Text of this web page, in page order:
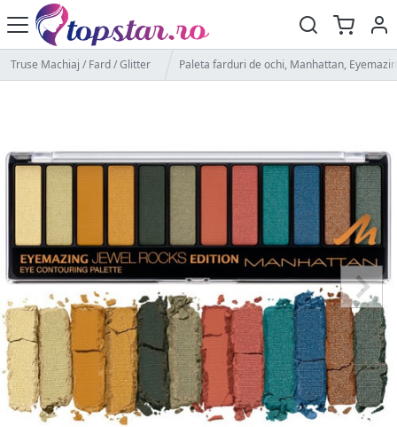
Truse Machiaj / Fard / Glitter Paleta farduri de ochi, Manhattan,